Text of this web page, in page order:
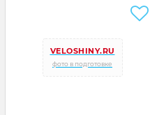
VELOSHINY.RU
фото в подготовке